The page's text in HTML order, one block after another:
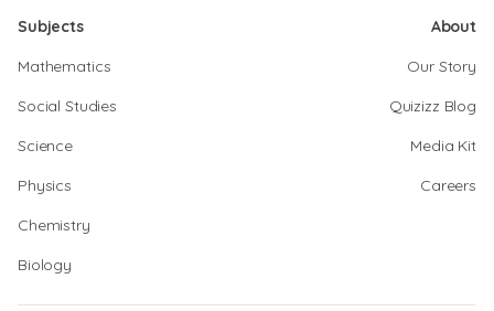
Subjects
Mathematics
Social Studies
Science
Physics
Chemistry
Biology
About
Our Story
Quizizz Blog
Media Kit
Careers